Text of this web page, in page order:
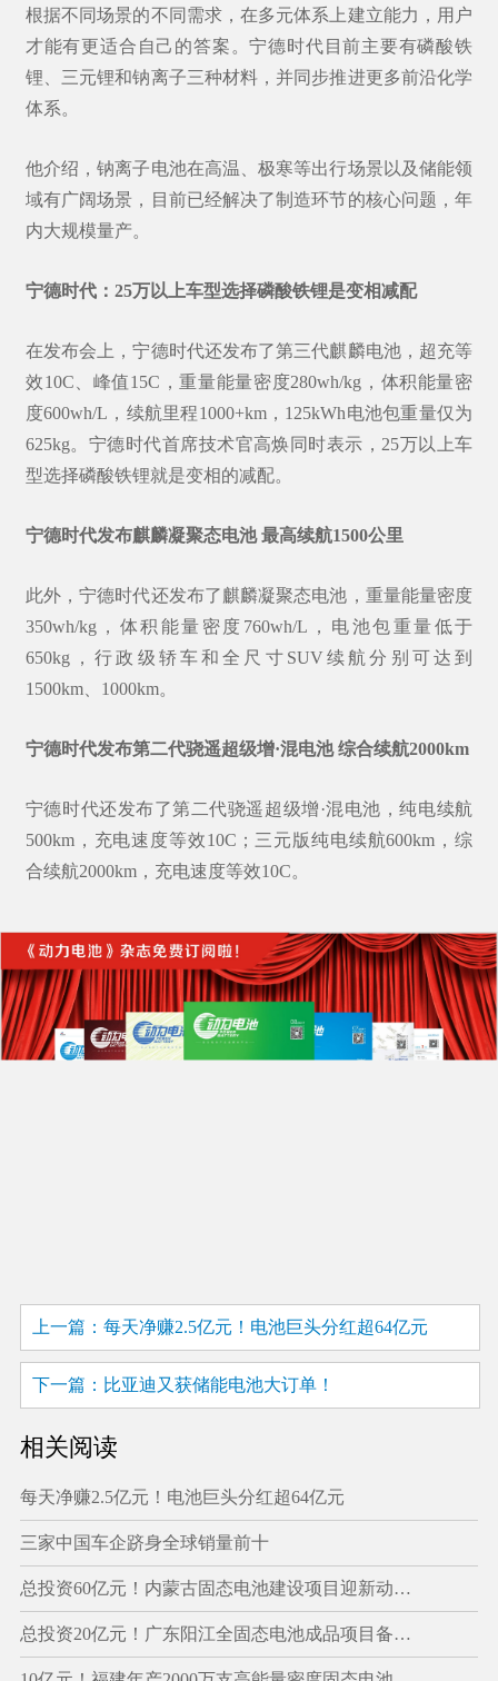
根据不同场景的不同需求，在多元体系上建立能力，用户
才能有更适合自己的答案。宁德时代目前主要有磷酸铁
锂、三元锂和钠离子三种材料，并同步推进更多前沿化学
体系。
他介绍，钠离子电池在高温、极寒等出行场景以及储能领
域有广阔场景，目前已经解决了制造环节的核心问题，年
内大规模量产。
宁德时代：25万以上车型选择磷酸铁锂是变相减配
在发布会上，宁德时代还发布了第三代麒麟电池，超充等
效10C、峰值15C，重量能量密度280wh/kg，体积能量密
度600wh/L，续航里程1000+km，125kWh电池包重量仅为
625kg。宁德时代首席技术官高焕同时表示，25万以上车
型选择磷酸铁锂就是变相的减配。
宁德时代发布麒麟凝聚态电池 最高续航1500公里
此外，宁德时代还发布了麒麟凝聚态电池，重量能量密度
350wh/kg，体积能量密度760wh/L，电池包重量低于
650kg，行政级轿车和全尺寸SUV续航分别可达到
1500km、1000km。
宁德时代发布第二代骁遥超级增·混电池 综合续航2000km
宁德时代还发布了第二代骁遥超级增·混电池，纯电续航
500km，充电速度等效10C；三元版纯电续航600km，综
合续航2000km，充电速度等效10C。
上一篇：每天净赚2.5亿元！电池巨头分红超64亿元
下一篇：比亚迪又获储能电池大订单！
相关阅读
每天净赚2.5亿元！电池巨头分红超64亿元
三家中国车企跻身全球销量前十
总投资60亿元！内蒙古固态电池建设项目迎新动…
总投资20亿元！广东阳江全固态电池成品项目备…